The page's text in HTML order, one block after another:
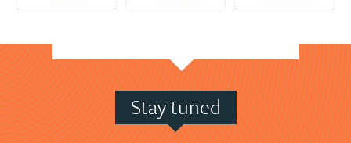
Stay tuned